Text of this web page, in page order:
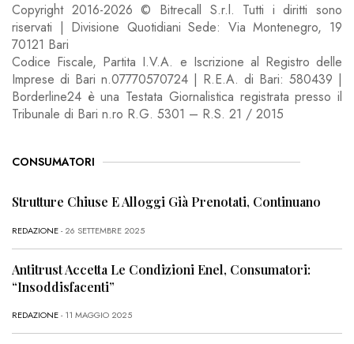
Copyright 2016-2026 © Bitrecall S.r.l. Tutti i diritti sono
riservati | Divisione Quotidiani Sede: Via Montenegro, 19
70121 Bari
Codice Fiscale, Partita I.V.A. e Iscrizione al Registro delle
Imprese di Bari n.07770570724 | R.E.A. di Bari: 580439 |
Borderline24 è una Testata Giornalistica registrata presso il
Tribunale di Bari n.ro R.G. 5301 – R.S. 21 / 2015
CONSUMATORI
Strutture Chiuse E Alloggi Già Prenotati, Continuano
REDAZIONE- 26 SETTEMBRE 2025
Antitrust Accetta Le Condizioni Enel, Consumatori:
“Insoddisfacenti”
REDAZIONE- 11 MAGGIO 2025